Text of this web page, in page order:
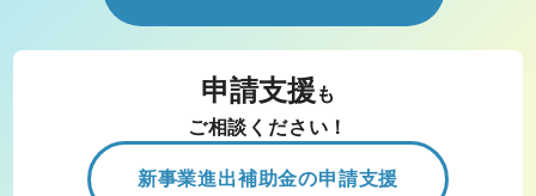
申請支援 も
ご相談ください！
新事業進出補助金の申請支援